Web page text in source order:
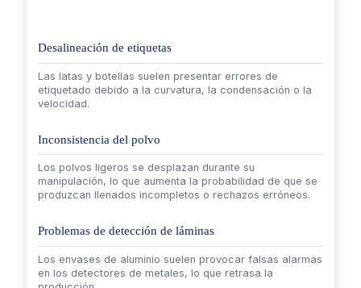
Desalineación de etiquetas
Las latas y botellas suelen presentar errores de
etiquetado debido a la curvatura, la condensación o la
velocidad.
Inconsistencia del polvo
Los polvos ligeros se desplazan durante su
manipulación, lo que aumenta la probabilidad de que se
produzcan llenados incompletos o rechazos erróneos.
Problemas de detección de láminas
Los envases de aluminio suelen provocar falsas alarmas
en los detectores de metales, lo que retrasa la